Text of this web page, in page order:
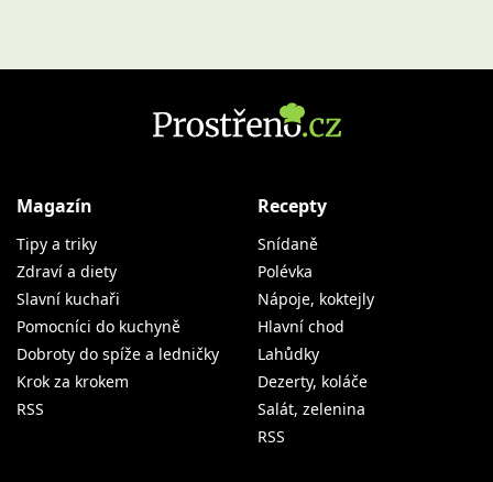
Magazín
Tipy a triky
Zdraví a diety
Slavní kuchaři
Pomocníci do kuchyně
Dobroty do spíže a ledničky
Krok za krokem
RSS
Recepty
Snídaně
Polévka
Nápoje, koktejly
Hlavní chod
Lahůdky
Dezerty, koláče
Salát, zelenina
RSS